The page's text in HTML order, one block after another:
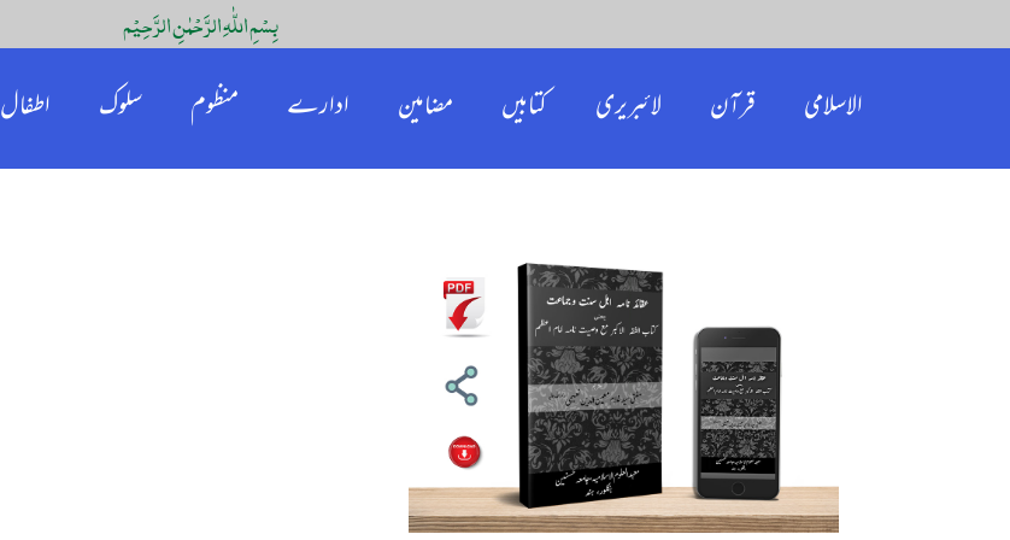
بِسْمِ اللّٰہِ الرَّحْمٰنِ الرَّحِیْم
الاسلامی
قرآن لائبریری کتابیں مضامین ادارے منظوم سلوک اطفال